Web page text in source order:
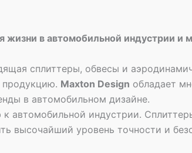
жизни в автомобильной индустрии
сплиттеры, обвесы и
продукцию. Maxton Design обладает
в автомобильном дизайне.
автомобильной индустрии.
высочайший уровень точности и